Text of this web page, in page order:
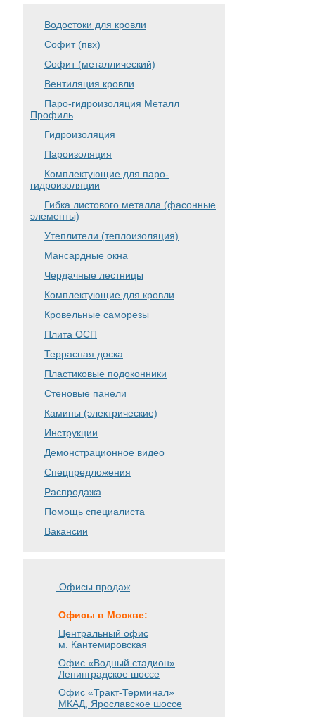
Водостоки для кровли
Софит (пвх)
Софит (металлический)
Вентиляция кровли
Паро-гидроизоляция Металл
Профиль
Гидроизоляция
Пароизоляция
Комплектующие для паро-
гидроизоляции
Гибка листового металла (фасонные
элементы)
Утеплители (теплоизоляция)
Мансардные окна
Чердачные лестницы
Комплектующие для кровли
Кровельные саморезы
Плита ОСП
Террасная доска
Пластиковые подоконники
Стеновые панели
Камины (электрические)
Инструкции
Демонстрационное видео
Спецпредложения
Распродажа
Помощь специалиста
Вакансии
Офисы продаж
Офисы в Москве:
Центральный офис
м. Кантемировская
Офис «Водный стадион»
Ленинградское шоссе
Офис «Тракт-Терминал»
МКАД, Ярославское шоссе